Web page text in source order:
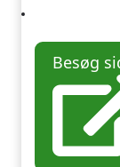
Besøg